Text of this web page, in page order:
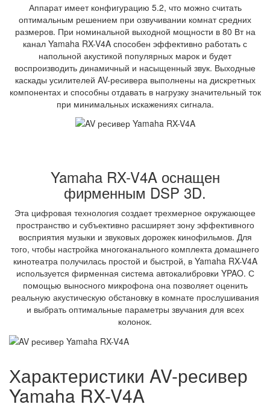
Аппарат имеет конфигурацию 5.2, что можно считать
оптимальным решением при озвучивании комнат средних
размеров. При номинальной выходной мощности в 80 Вт на
канал Yamaha RX-V4A способен эффективно работать с
напольной акустикой популярных марок и будет
воспроизводить динамичный и насыщенный звук. Выходные
каскады усилителей AV-ресивера выполнены на дискретных
компонентах и способны отдавать в нагрузку значительный ток
при минимальных искажениях сигнала.
Yamaha RX-V4A оснащен
фирменным DSP 3D.
Эта цифровая технология создает трехмерное окружающее
пространство и субъективно расширяет зону эффективного
восприятия музыки и звуковых дорожек кинофильмов. Для
того, чтобы настройка многоканального комплекта домашнего
кинотеатра получилась простой и быстрой, в Yamaha RX-V4A
используется фирменная система автокалибровки YPAO. С
помощью выносного микрофона она позволяет оценить
реальную акустическую обстановку в комнате прослушивания
и выбрать оптимальные параметры звучания для всех
колонок.
Характеристики AV-ресивер
Yamaha RX-V4A